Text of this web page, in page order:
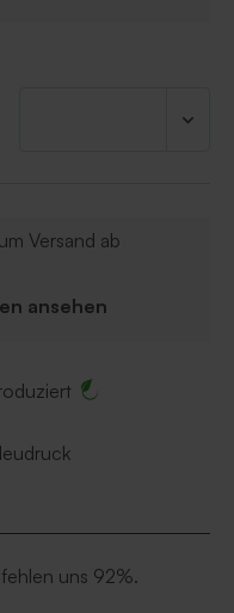
Versand ab
ansehen
uns 92%.